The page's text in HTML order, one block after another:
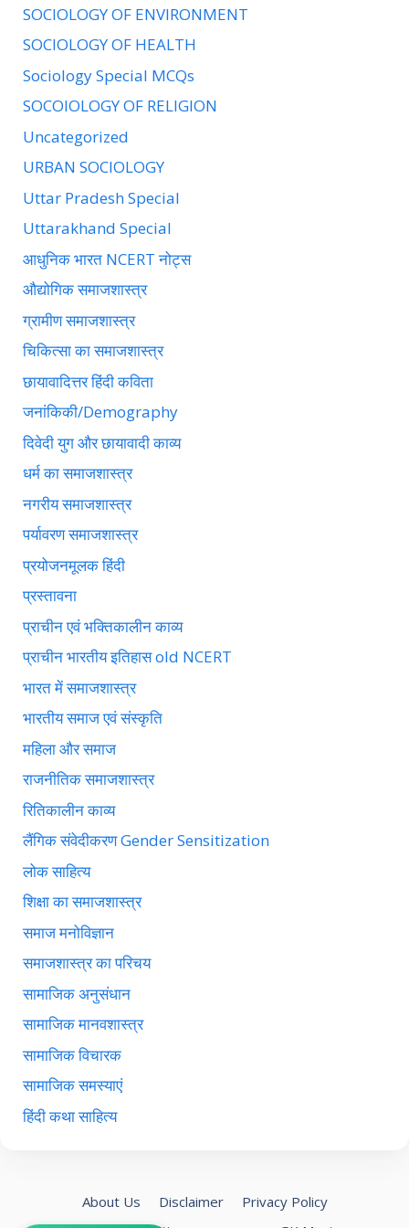
SOCIOLOGY OF ENVIRONMENT
SOCIOLOGY OF HEALTH
Sociology Special MCQs
SOCOIOLOGY OF RELIGION
Uncategorized
URBAN SOCIOLOGY
Uttar Pradesh Special
Uttarakhand Special
आधुनिक भारत NCERT नोट्स
औद्योगिक समाजशास्त्र
ग्रामीण समाजशास्त्र
चिकित्सा का समाजशास्त्र
छायावादित्तर हिंदी कविता
जनांकिकी/Demography
दिवेदी युग और छायावादी काव्य
धर्म का समाजशास्त्र
नगरीय समाजशास्त्र
पर्यावरण समाजशास्त्र
प्रयोजनमूलक हिंदी
प्रस्तावना
प्राचीन एवं भक्तिकालीन काव्य
प्राचीन भारतीय इतिहास old NCERT
भारत में समाजशास्त्र
भारतीय समाज एवं संस्कृति
महिला और समाज
राजनीतिक समाजशास्त्र
रितिकालीन काव्य
लैंगिक संवेदीकरण Gender Sensitization
लोक साहित्य
शिक्षा का समाजशास्त्र
समाज मनोविज्ञान
समाजशास्त्र का परिचय
सामाजिक अनुसंधान
सामाजिक मानवशास्त्र
सामाजिक विचारक
सामाजिक समस्याएं
हिंदी कथा साहित्य
About Us Disclaimer
Privacy Policy